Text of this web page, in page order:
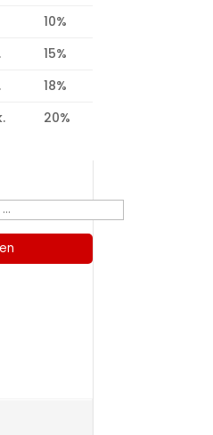
10%
15%
18%
20%